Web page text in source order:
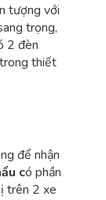
tượng với
trọng,
2 đèn
thiết
để nhận
có phần
trên 2 xe